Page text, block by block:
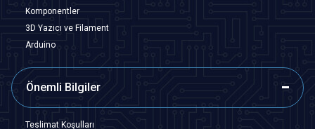
Komponentler
3D Yazıcı ve Filament
Arduino
Önemli Bilgiler
Teslimat Koşulları